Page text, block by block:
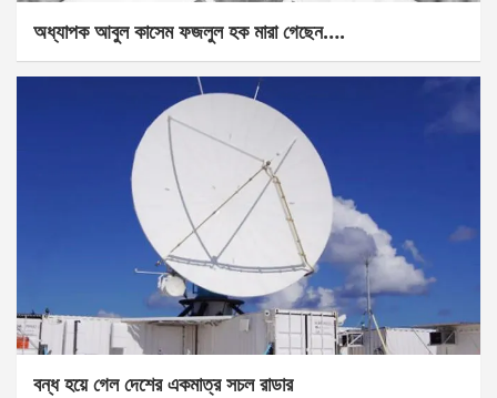
অধ্যাপক আবুল কাসেম ফজলুল হক মারা গেছেন….
বন্ধ হয়ে গেল দেশের একমাত্র সচল রাডার